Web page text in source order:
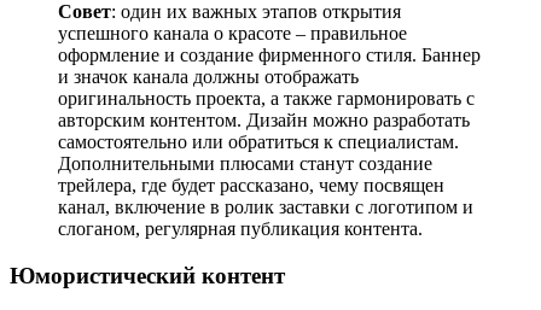
Совет: один их важных этапов открытия
успешного канала о красоте – правильное
оформление и создание фирменного стиля. Баннер
и значок канала должны отображать
оригинальность проекта, а также гармонировать с
авторским контентом. Дизайн можно разработать
самостоятельно или обратиться к специалистам.
Дополнительными плюсами станут создание
трейлера, где будет рассказано, чему посвящен
канал, включение в ролик заставки с логотипом и
слоганом, регулярная публикация контента.
Юмористический контент